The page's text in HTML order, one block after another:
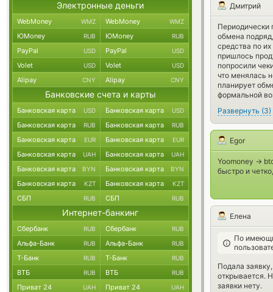
Дмитрий
Периодически
обмена
средства по
пришлось
попросили
что менялась
планирует
формальной
Развернуть (3)
Egor
Yoomoney ->
быстро и
Елена
По
Подала
открывается.
заявки нету.
Электронные деньги
WebMoney WMZ WebMoney WMZ
ЮMoney RUB ЮMoney RUB
PayPal USD PayPal USD
Volet USD Volet USD
Alipay CNY Alipay CNY
Банковские счета и карты
Банковская карта USD Банковская карта USD
Банковская карта RUB Банковская карта RUB
Банковская карта EUR Банковская карта EUR
Банковская карта UAH Банковская карта UAH
Банковская карта BYN Банковская карта BYN
Банковская карта KZT Банковская карта KZT
СБП RUB СБП RUB
Интернет-банкинг
Сбербанк RUB Сбербанк RUB
Альфа-Банк RUB Альфа-Банк RUB
Т-Банк RUB Т-Банк RUB
ВТБ RUB ВТБ RUB
Приват 24 UAH Приват 24 UAH